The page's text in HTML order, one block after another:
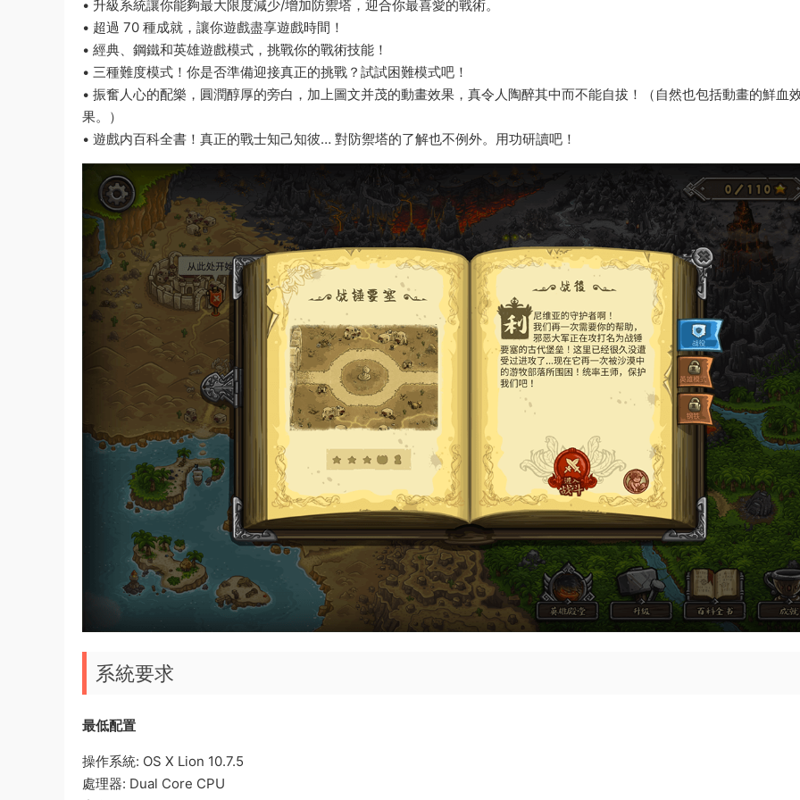
• 升級系統讓你能夠最大限度減少/增加防禦塔，迎合你最喜愛的戰術。
• 超過 70 種成就，讓你遊戲盡享遊戲時間！
• 經典、鋼鐵和英雄遊戲模式，挑戰你的戰術技能！
• 三種難度模式！你是否準備迎接真正的挑戰？試試困難模式吧！
• 振奮人心的配樂，圓潤醇厚的旁白，加上圖文并茂的動畫效果，真令人陶醉其中而不能自拔！（自然也包括動畫的鮮血
果。）
• 遊戲内百科全書！真正的戰士知己知彼… 對防禦塔的了解也不例外。用功研讀吧！
系統要求
最低配置
操作系統: OS X Lion 10.7.5
處理器: Dual Core CPU